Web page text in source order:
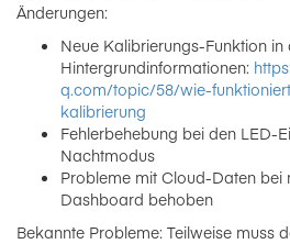
Änderungen:
Neue Kalibrierungs-Funktion in
Hintergrundinformationen:
q.com/topic/58/wie-
kalibrierung
Fehlerbehebung bei den LED-
Nachtmodus
Probleme mit Cloud-Daten bei
Dashboard behoben
Bekannte Probleme: Teilweise muss